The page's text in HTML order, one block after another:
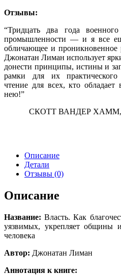
Отзывы:
“Тридцать два года
промышленности — и я все
обличающее и проникновенное
Джонатан Лиман использует
донести принципы, истины и
рамки для их практического
чтение для всех, кто
нею!”
СКОТТ ВАНДЕР ХАММ,
Описание
Детали
Отзывы (0)
Описание
Название: Власть. Как
уязвимых, укрепляет общины
человека
Автор: Джонатан Лиман
Аннотация к книге: